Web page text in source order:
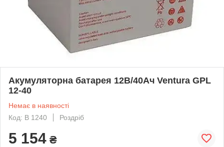
Акумуляторна батарея 12В/40Ач Ventura GPL
12-40
Немає в наявності
Код: В 1240
Роздріб
5 154 ₴